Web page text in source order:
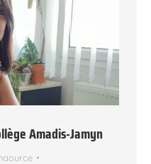
Amadis-Jamyn